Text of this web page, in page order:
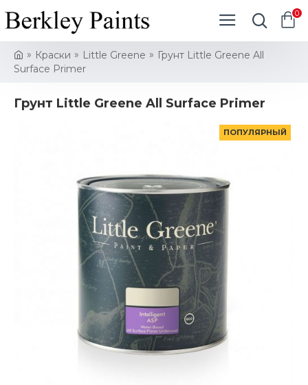
0
Краски Little Greene
Грунт Little Greene All
Surface Primer
Грунт Little Greene All Surface Primer
ПОПУЛЯРНЫЙ